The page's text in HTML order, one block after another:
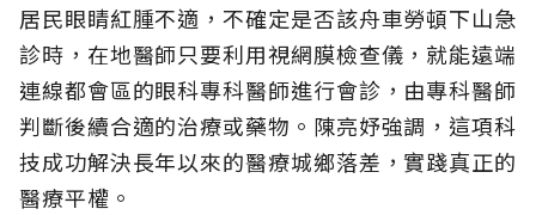
居民眼睛紅腫不適，不確定是否該舟車勞頓下山急
診時，在地醫師只要利用視網膜檢查儀，就能遠端
連線都會區的眼科專科醫師進行會診，由專科醫師
判斷後續合適的治療或藥物。陳亮妤強調，這項科
技成功解決長年以來的醫療城鄉落差，實踐真正的
醫療平權。